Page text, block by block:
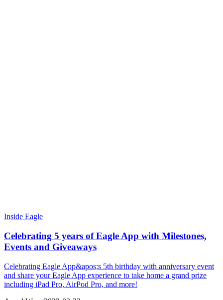
Inside Eagle
Celebrating 5 years of Eagle App with Milestones,
Events and Giveaways
Celebrating Eagle App&apos;s 5th birthday with anniversary event
and share your Eagle App experience to take home a grand prize
including iPad Pro, AirPod Pro, and more!